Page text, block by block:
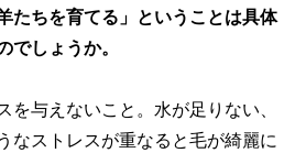
たちを育てる」ということは具体
でしょうか。
与えないこと。水が足りない、
なストレスが重なると毛が綺麗に